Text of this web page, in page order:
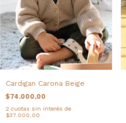
Cardigan Carona Beige
$74.000,00
2 cuotas sin interés de
$37.000,00